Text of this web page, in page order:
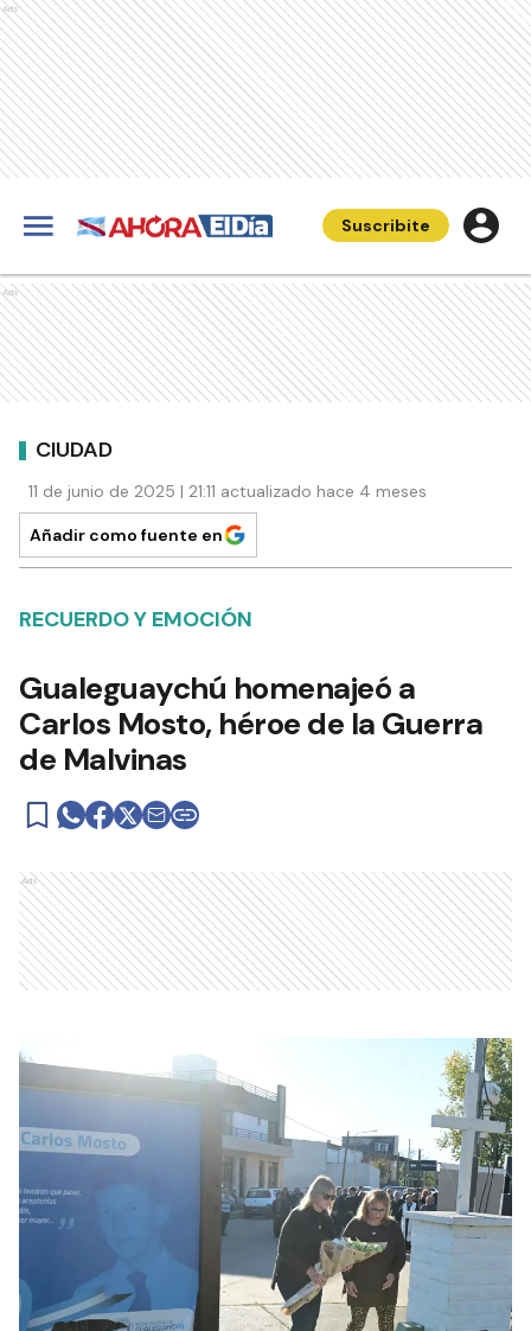
Ads
Suscribite
Ads
CIUDAD
11 de junio de 2025 | 21:11 actualizado hace 4 meses
Añadir como fuente en
RECUERDO Y EMOCIÓN
Gualeguaychú homenajeó a
Carlos Mosto, héroe de la Guerra
de Malvinas
Ads